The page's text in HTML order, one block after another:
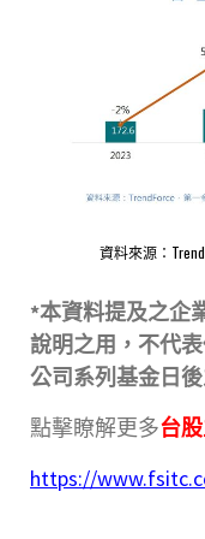
資料來源：
*本資料提及之企
說明之用，不代
公司系列基金日
點擊瞭解更多台
https://